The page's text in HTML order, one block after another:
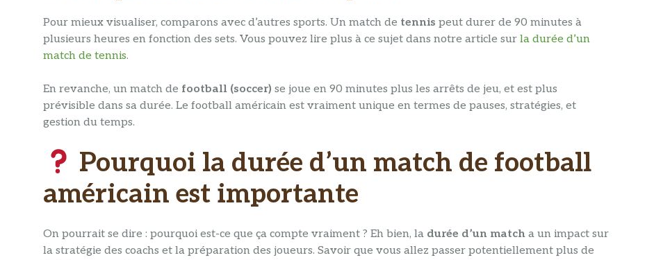
Pour mieux visualiser, comparons avec d’autres sports. Un match de tennis peut durer de 90 minutes à
plusieurs heures en fonction des sets. Vous pouvez lire plus à ce sujet dans notre article sur la durée d’un
match de tennis.
En revanche, un match de football (soccer) se joue en 90 minutes plus les arrêts de jeu, et est plus
prévisible dans sa durée. Le football américain est vraiment unique en termes de pauses, stratégies, et
gestion du temps.
Pourquoi la durée d’un match de football
américain​ est importante
On pourrait se dire : pourquoi est-ce que ça compte vraiment ? Eh bien, la durée d’un match a un impact sur
la stratégie des coachs et la préparation des joueurs. Savoir que vous allez passer potentiellement plus de